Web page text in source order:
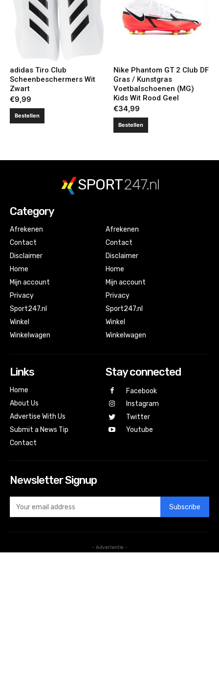
adidas Tiro Club
Scheenbeschermers Wit
Zwart
€9,99
Bestellen
Nike Phantom GT 2 Club DF
Gras / Kunstgras
Voetbalschoenen (MG)
Kids Wit Rood Geel
€34,99
Bestellen
SPORT247.nl
Category
Afrekenen
Contact
Disclaimer
Home
Mijn account
Privacy
Sport247.nl
Winkel
Winkelwagen
Afrekenen
Contact
Disclaimer
Home
Mijn account
Privacy
Sport247.nl
Winkel
Winkelwagen
Links
Home
About Us
Advertise With Us
Submit a News Tip
Contact
Stay connected
Facebook
Instagram
Twitter
Youtube
Newsletter Signup
Subscribe
- Advertentie -